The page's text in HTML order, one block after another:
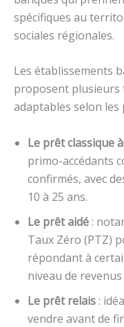
spécifiques au
sociales régionales.
Les établissements
proposent plusieurs
adaptables selon
Le prêt classique
primo-accédants
confirmés, avec
10 à 25 ans.
Le prêt aidé :
Taux Zéro (PTZ)
répondant à
niveau de
Le prêt relais :
vendre avant de